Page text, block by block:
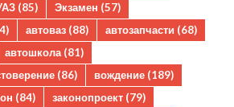
(85) Экзамен (57)
автоваз (88) автозапчасти (68)
автошкола(81)
(86) вождение (189)
(84) законопроект (79)